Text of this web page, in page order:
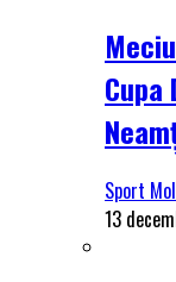
Sport
13